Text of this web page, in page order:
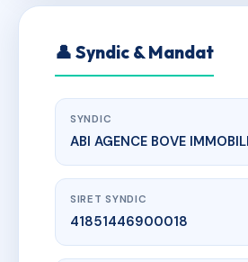
👤 Syndic & Mandat
SYNDIC
ABI AGENCE BOVE
SIRET SYNDIC
41851446900018